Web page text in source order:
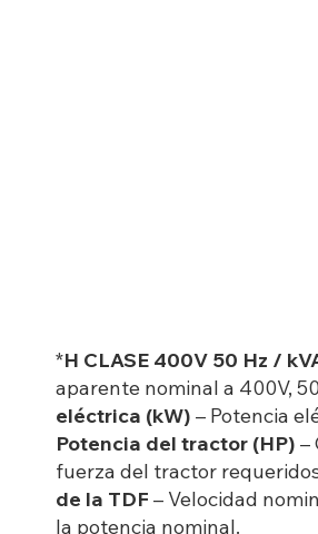
*H CLASE 400V 50 Hz /
aparente nominal a 400V,
eléctrica (kW) – Potencia
Potencia del tractor (HP) –
fuerza del tractor
de la TDF – Velocidad
la potencia nominal.